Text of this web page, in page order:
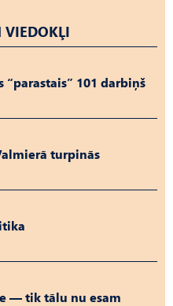
“parastais” 101 darbiņš
turpinās
— tik tālu nu esam